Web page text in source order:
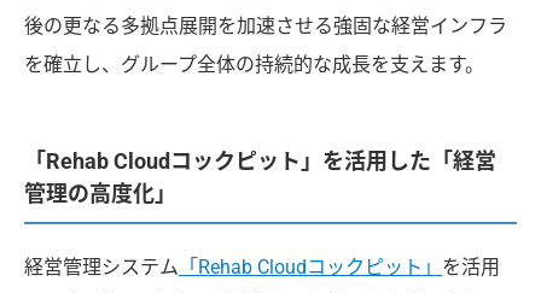
後の更なる多拠点展開を加速させる強固な経営インフラ
を確立し、グループ全体の持続的な成長を支えます。
「Rehab Cloudコックピット」を活用した「経営
管理の高度化」
経営管理システム 「Rehab Cloudコックピット」 を活用